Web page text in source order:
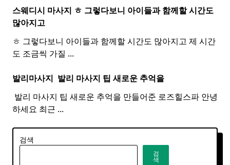
스웨디시 마사지 ㅎ 그렇다보니 아이들과 함께할 시간도
많아지고
ㅎ 그렇다보니 아이들과 함께할 시간도 많아지고 제 시간
도 조금씩 가질 ...
발리마사지 ​ 발리 마사지 팁 새로운 추억을
​ 발리 마사지 팁 새로운 추억을 만들어준 로즈힐스파 안녕
하세요 최근 ...
검색
검
색